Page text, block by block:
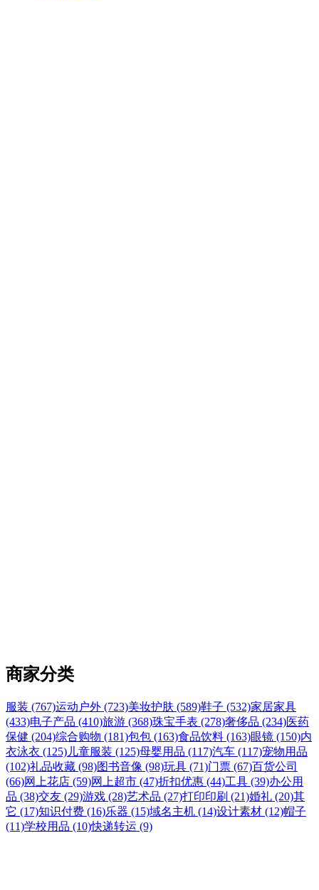
商家分类
服装 (767)运动户外 (723)美妆护肤 (589)鞋子 (532)家居家具
(433)电子产品 (410)旅游 (368)珠宝手表 (278)奢侈品 (234)医药
保健 (204)综合购物 (181)包包 (163)食品饮料 (163)眼镜 (150)内
衣泳衣 (125) 儿童服装 (125)母婴用品 (117)汽车 (117)宠物用品
(102)礼品收藏 (98)图书音像 (98)玩具 (71)门票 (67)百货公司
(66)网上花店 (59)网上超市 (47)折扣优惠 (44)工具 (39)办公用
品 (38)交友 (29)游戏 (28)艺术品 (27)打印印刷 (21)婚礼 (20)其
它 (17)知识付费 (16)乐器 (15)域名主机 (14)设计素材 (12)帽子
(11)学校用品 (10)快递转运 (9)